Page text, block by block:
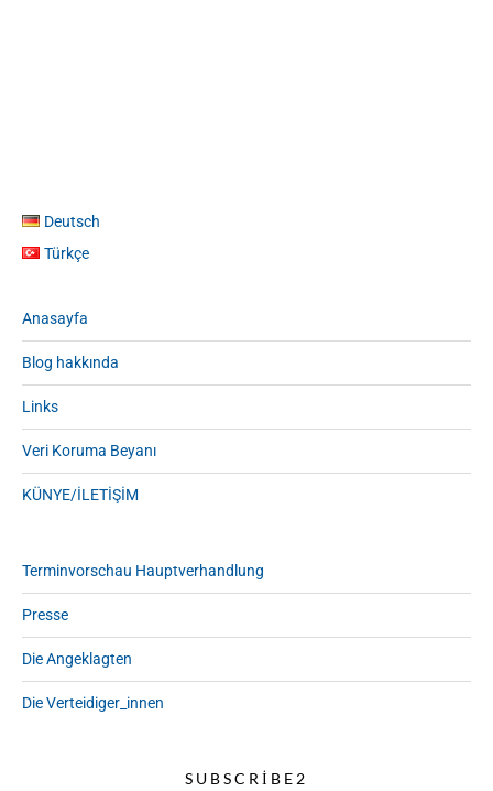
Deutsch
Türkçe
Anasayfa
Blog hakkında
Links
Veri Koruma Beyanı
KÜNYE/İLETİŞİM
Terminvorschau Hauptverhandlung
Presse
Die Angeklagten
Die Verteidiger_innen
SUBSCRIBE2